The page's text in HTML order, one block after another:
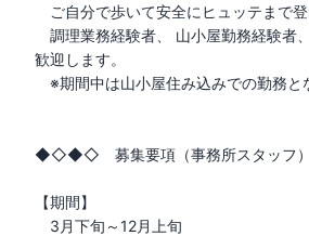
ご自分で歩いて安全にヒュッテまで
調理業務経験者、 山小屋勤務経験者
歓迎します。
※期間中は山小屋住み込みでの勤務と
◆◇◆◇　募集要項（事務所スタッ
【期間】
3月下旬～12月上旬